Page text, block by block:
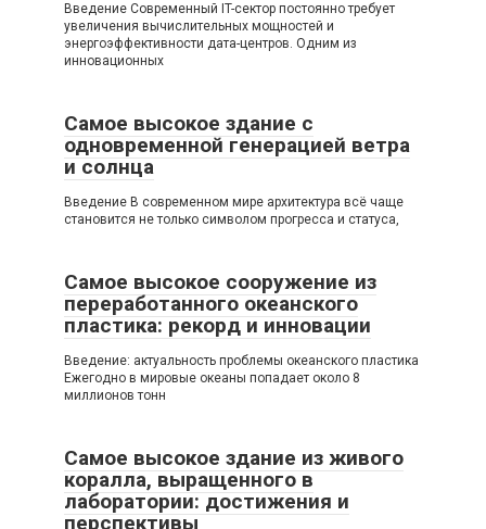
Введение Современный IT-сектор постоянно требует
увеличения вычислительных мощностей и
энергоэффективности дата-центров. Одним из
инновационных
Самое высокое здание с
одновременной генерацией ветра
и солнца
Введение В современном мире архитектура всё чаще
становится не только символом прогресса и статуса,
Самое высокое сооружение из
переработанного океанского
пластика: рекорд и инновации
Введение: актуальность проблемы океанского пластика
Ежегодно в мировые океаны попадает около 8
миллионов тонн
Самое высокое здание из живого
коралла, выращенного в
лаборатории: достижения и
перспективы